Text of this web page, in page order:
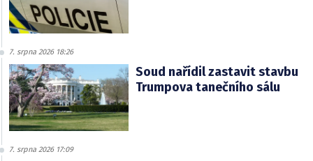
7. srpna 2026 18:26
Soud nařídil zastavit stavbu
Trumpova tanečního sálu
7. srpna 2026 17:09